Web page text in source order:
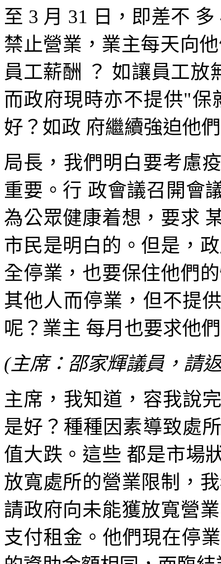
至 3 月 31 日，即差不
禁止營業，業主每天向
員工薪酬 ？ 如讓員工放
而政府現時亦不提供"
好？如政 府繼續強迫他
局長，我們明白要考慮
重要。行 政會議召開會
為公眾健康着想，要求
市民是明白的。但是，
全停業，也要保住他們
其他人而停業，但不提
呢？業主 每月也要求他
(主席：邵家輝議員，請
主席，我知道，容我說
是好？種種因素導致處
值大跌。這些 都是市場
放寬處所的營業限制，
請政府向未能獲放寬營
支付租金。他們現在停